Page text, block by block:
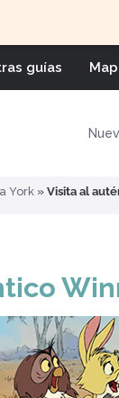
guías
York » Visita al